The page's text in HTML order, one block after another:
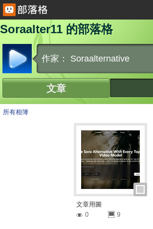
Soraalter11 的部落格
作家： Soraalternative
文章
所有相簿
文章用圖
0
9